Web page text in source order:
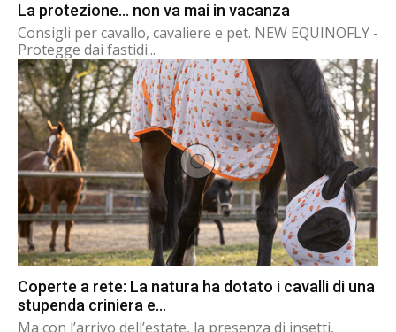
La protezione… non va mai in vacanza
Consigli per cavallo, cavaliere e pet. NEW EQUINOFLY -
Protegge dai fastidi...
Coperte a rete: La natura ha dotato i cavalli di una
stupenda criniera e...
Ma con l’arrivo dell’estate, la presenza di insetti,